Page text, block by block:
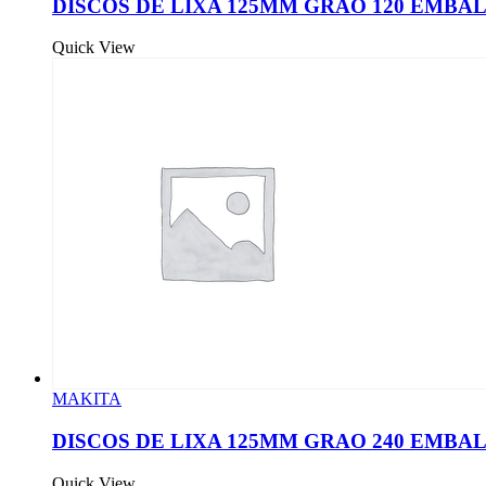
DISCOS DE LIXA 125MM GRAO 120
Quick View
MAKITA
DISCOS DE LIXA 125MM GRAO 240